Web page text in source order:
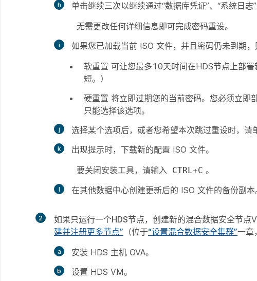
单击继续三次以继续通过“数据库凭证”、“系统日志
无需更改任何详细信息即可完成密码重设。
如果您已加载当前 ISO 文件，并且密码仍未到期，
软重置 可让您最多10天时间在HDS节点上部
短。）
硬重置 将立即过期您的当前密码。您必须立即
只能选择该选项。
选择某个选项后，或者您希望本次跳过重设时，请
出现提示时，下载新的配置 ISO 文件。
要关闭安装工具，请输入
CTRL+C 。
在其他数据中心创建更新后的 ISO 文件的备份副本
2 如果只运行一个HDS节点，创建新的混合数据安全节点
建并注册更多节点” （位于“设置混合数据安全集群”一章
安装 HDS 主机 OVA。
设置 HDS VM。